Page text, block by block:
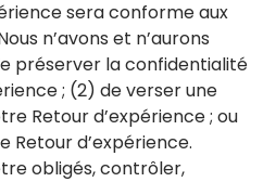
sera conforme aux
n’avons et n’aurons
préserver la confidentialité
; (2) de verser une
Retour d’expérience ; ou
Retour d’expérience.
obligés, contrôler,